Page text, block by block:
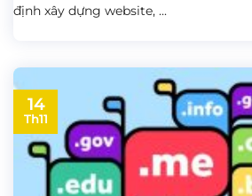
định xây dựng website, ...
14
Th11